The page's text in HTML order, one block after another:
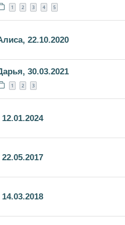
1 2 3 4 5
22.10.2020
30.03.2021
1 2 3
12.01.2024
22.05.2017
14.03.2018